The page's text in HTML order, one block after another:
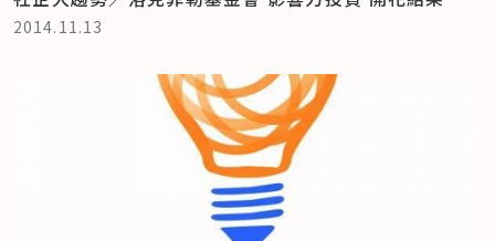
2014.11.13